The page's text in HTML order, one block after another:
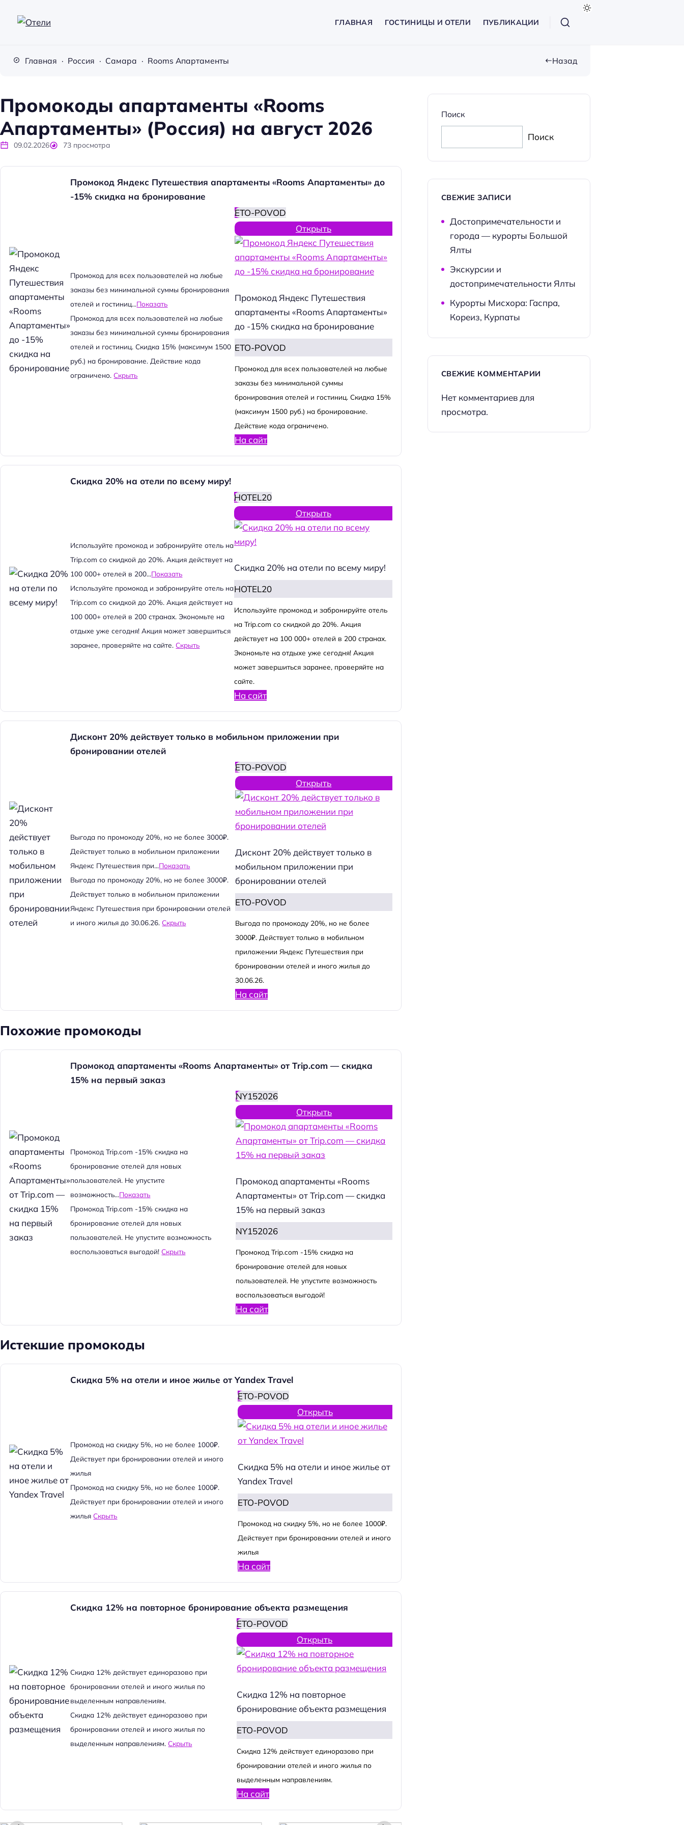
е
ГЛАВНАЯ ГОСТИНИЦЫ И ОТЕЛИ ПУБЛИКАЦИИ
Главная Россия Самара Rooms Апартаменты Назад
Промокоды апартаменты «Rooms
Апартаменты» (Россия) на август 2026
09.02.2026 73 просмотра
Промокод Яндекс Путешествия апартаменты «Rooms Апартаменты» до
-15% скидка на бронирование
Промокод для всех пользователей на любые
заказы без минимальной суммы бронирования
отелей и гостиниц...Показать
Промокод для всех пользователей на любые
заказы без минимальной суммы бронирования
отелей и гостиниц. Скидка 15% (максимум 1500
руб.) на бронирование. Действие кода
ограничено.Скрыть
ETO-POVOD
Открыть
Промокод Яндекс Путешествия
апартаменты «Rooms Апартаменты»
до -15% скидка на бронирование
ETO-POVOD
Промокод для всех пользователей на любые
заказы без минимальной суммы
бронирования отелей и гостиниц. Скидка 15%
(максимум 1500 руб.) на бронирование.
Действие кода ограничено.
На сайт
Скидка 20% на отели по всему миру!
Используйте промокод и забронируйте отель на
Trip.com со скидкой до 20%. Акция действует на
100 000+ отелей в 200...Показать
Используйте промокод и забронируйте отель на
Trip.com со скидкой до 20%. Акция действует на
100 000+ отелей в 200 странах. Экономьте на
отдыхе уже сегодня! Акция может завершиться
заранее, проверяйте на сайте.Скрыть
HOTEL20
Открыть
Скидка 20% на отели по всему миру!
HOTEL20
Используйте промокод и забронируйте отель
на Trip.com со скидкой до 20%. Акция
действует на 100 000+ отелей в 200 странах.
Экономьте на отдыхе уже сегодня! Акция
может завершиться заранее, проверяйте на
сайте.
На сайт
Дисконт 20% действует только в мобильном приложении при
бронировании отелей
Выгода по промокоду 20%, но не более 3000₽.
Действует только в мобильном приложении
Яндекс Путешествия при...Показать
Выгода по промокоду 20%, но не более 3000₽.
Действует только в мобильном приложении
Яндекс Путешествия при бронировании отелей
и иного жилья до 30.06.26.Скрыть
ETO-POVOD
Открыть
Дисконт 20% действует только в
мобильном приложении при
бронировании отелей
ETO-POVOD
Выгода по промокоду 20%, но не более
3000₽. Действует только в мобильном
приложении Яндекс Путешествия при
бронировании отелей и иного жилья до
30.06.26.
На сайт
Похожие промокоды
Промокод апартаменты «Rooms Апартаменты» от Trip.com — скидка
15% на первый заказ
Промокод Trip.com -15% скидка на
бронирование отелей для новых
пользователей. Не упустите
возможность...Показать
Промокод Trip.com -15% скидка на
бронирование отелей для новых
пользователей. Не упустите возможность
воспользоваться выгодой!Скрыть
NY152026
Открыть
Промокод апартаменты «Rooms
Апартаменты» от Trip.com — скидка
15% на первый заказ
NY152026
Промокод Trip.com -15% скидка на
бронирование отелей для новых
пользователей. Не упустите возможность
воспользоваться выгодой!
На сайт
Истекшие промокоды
Скидка 5% на отели и иное жилье от Yandex Travel
Промокод на скидку 5%, но не более 1000₽.
Действует при бронировании отелей и иного
жилья
Промокод на скидку 5%, но не более 1000₽.
Действует при бронировании отелей и иного
жильяСкрыть
ETO-POVOD
Открыть
Скидка 5% на отели и иное жилье от
Yandex Travel
ETO-POVOD
Промокод на скидку 5%, но не более 1000₽.
Действует при бронировании отелей и иного
жилья
На сайт
Скидка 12% на повторное бронирование объекта размещения
Cкидка 12% действует единоразово при
бронировании отелей и иного жилья по
выделенным направлениям.
Cкидка 12% действует единоразово при
бронировании отелей и иного жилья по
выделенным направлениям.Скрыть
ETO-POVOD
Открыть
Скидка 12% на повторное
бронирование объекта размещения
ETO-POVOD
Cкидка 12% действует единоразово при
бронировании отелей и иного жилья по
выделенным направлениям.
На сайт
Поиск
Поиск
СВЕЖИЕ ЗАПИСИ
Достопримечательности и
города — курорты Большой
Ялты
Экскурсии и
достопримечательности Ялты
Курорты Мисхора: Гаспра,
Кореиз, Курпаты
СВЕЖИЕ КОММЕНТАРИИ
Нет комментариев для
просмотра.